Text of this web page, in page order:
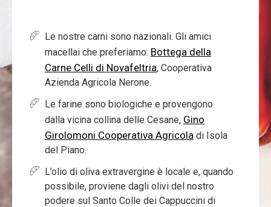
Le nostre carni sono nazionali. Gli amici
macellai che preferiamo: Bottega della
Carne Celli di Novafeltria, Cooperativa
Azienda Agricola Nerone.
Le farine sono biologiche e provengono
dalla vicina collina delle Cesane, Gino
Girolomoni Cooperativa Agricola di Isola
del Piano.
L’olio di oliva extravergine è locale e, quando
possibile, proviene dagli olivi del nostro
podere sul Santo Colle dei Cappuccini di